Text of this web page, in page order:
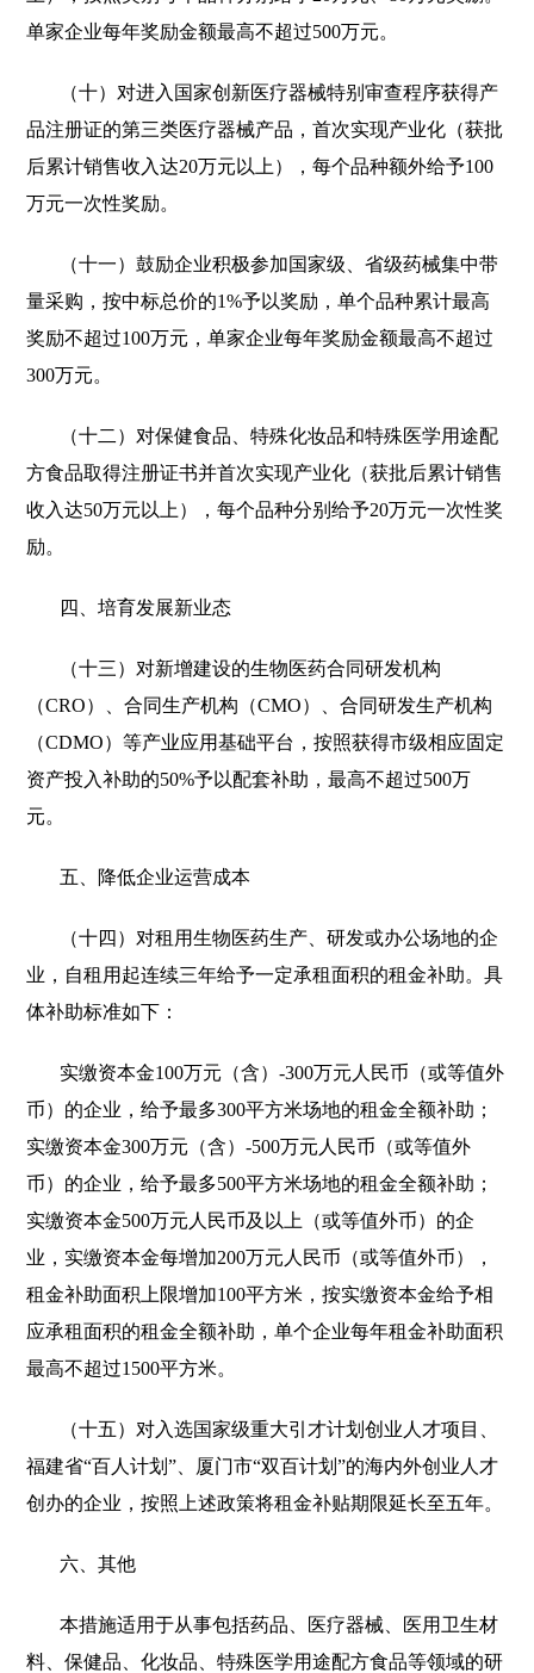
单家企业每年奖励金额最高不超过500万元。
（十）对进入国家创新医疗器械特别审查程序获得产
品注册证的第三类医疗器械产品，首次实现产业化（获批
后累计销售收入达20万元以上），每个品种额外给予100
万元一次性奖励。
（十一）鼓励企业积极参加国家级、省级药械集中带
量采购，按中标总价的1%予以奖励，单个品种累计最高
奖励不超过100万元，单家企业每年奖励金额最高不超过
300万元。
（十二）对保健食品、特殊化妆品和特殊医学用途配
方食品取得注册证书并首次实现产业化（获批后累计销售
收入达50万元以上），每个品种分别给予20万元一次性奖
励。
四、培育发展新业态
（十三）对新增建设的生物医药合同研发机构
（CRO）、合同生产机构（CMO）、合同研发生产机构
（CDMO）等产业应用基础平台，按照获得市级相应固定
资产投入补助的50%予以配套补助，最高不超过500万
元。
五、降低企业运营成本
（十四）对租用生物医药生产、研发或办公场地的企
业，自租用起连续三年给予一定承租面积的租金补助。具
体补助标准如下：
实缴资本金100万元（含）-300万元人民币（或等值外
币）的企业，给予最多300平方米场地的租金全额补助；
实缴资本金300万元（含）-500万元人民币（或等值外
币）的企业，给予最多500平方米场地的租金全额补助；
实缴资本金500万元人民币及以上（或等值外币）的企
业，实缴资本金每增加200万元人民币（或等值外币），
租金补助面积上限增加100平方米，按实缴资本金给予相
应承租面积的租金全额补助，单个企业每年租金补助面积
最高不超过1500平方米。
（十五）对入选国家级重大引才计划创业人才项目、
福建省“百人计划”、厦门市“双百计划”的海内外创业人才
创办的企业，按照上述政策将租金补贴期限延长至五年。
六、其他
本措施适用于从事包括药品、医疗器械、医用卫生材
料、保健品、化妆品、特殊医学用途配方食品等领域的研